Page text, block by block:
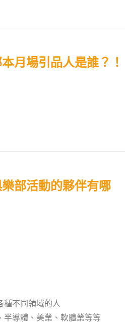
月場引品人是誰？！
部活動的夥伴有哪
種不同領域的人
導體、美業、軟體業等等